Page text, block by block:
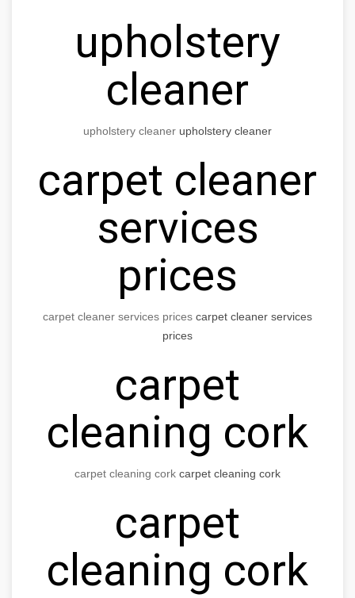
upholstery
cleaner
upholstery cleaner upholstery cleaner
carpet cleaner
services
prices
carpet cleaner services prices carpet cleaner services
prices
carpet
cleaning cork
carpet cleaning cork carpet cleaning cork
carpet
cleaning cork